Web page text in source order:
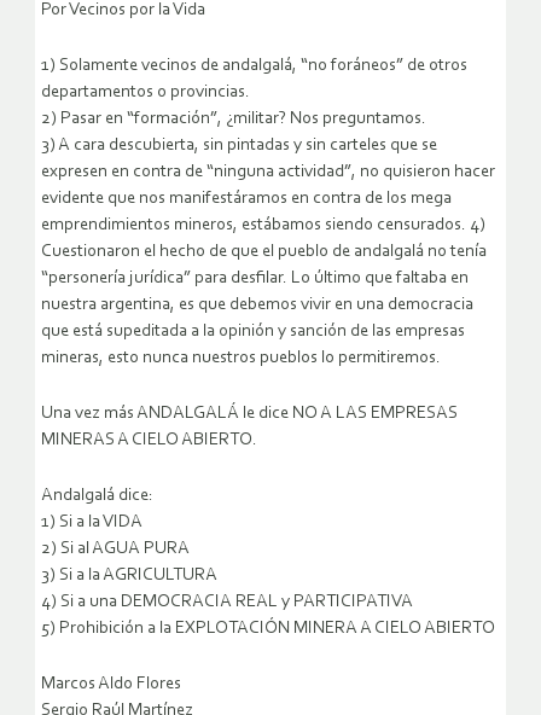
Por Vecinos por la Vida
1) Solamente vecinos de andalgalá, “no foráneos” de otros
departamentos o provincias.
2) Pasar en “formación”, ¿militar? Nos preguntamos.
3) A cara descubierta, sin pintadas y sin carteles que se
expresen en contra de “ninguna actividad”, no quisieron hacer
evidente que nos manifestáramos en contra de los mega
emprendimientos mineros, estábamos siendo censurados. 4)
Cuestionaron el hecho de que el pueblo de andalgalá no tenía
“personería jurídica” para desfilar. Lo último que faltaba en
nuestra argentina, es que debemos vivir en una democracia
que está supeditada a la opinión y sanción de las empresas
mineras, esto nunca nuestros pueblos lo permitiremos.
Una vez más ANDALGALÁ le dice NO A LAS EMPRESAS
MINERAS A CIELO ABIERTO.
Andalgalá dice:
1) Si a la VIDA
2) Si al AGUA PURA
3) Si a la AGRICULTURA
4) Si a una DEMOCRACIA REAL y PARTICIPATIVA
5) Prohibición a la EXPLOTACIÓN MINERA A CIELO ABIERTO
Marcos Aldo Flores
Sergio Raúl Martínez